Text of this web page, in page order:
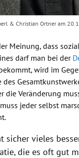
& Christian Ortner am
Meinung, dass
darf man bei der
wird im
die Veränderung
muss jeder selbst
sicher vieles
die es oft gut